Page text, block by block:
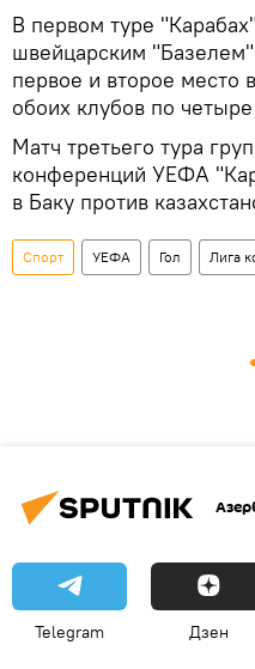
В первом туре
швейцарским
первое и второе место
обоих клубов по
Матч третьего тура
конференций УЕФА
в Баку против
Спорт УЕФА Гол Лига
Telegram Дзен